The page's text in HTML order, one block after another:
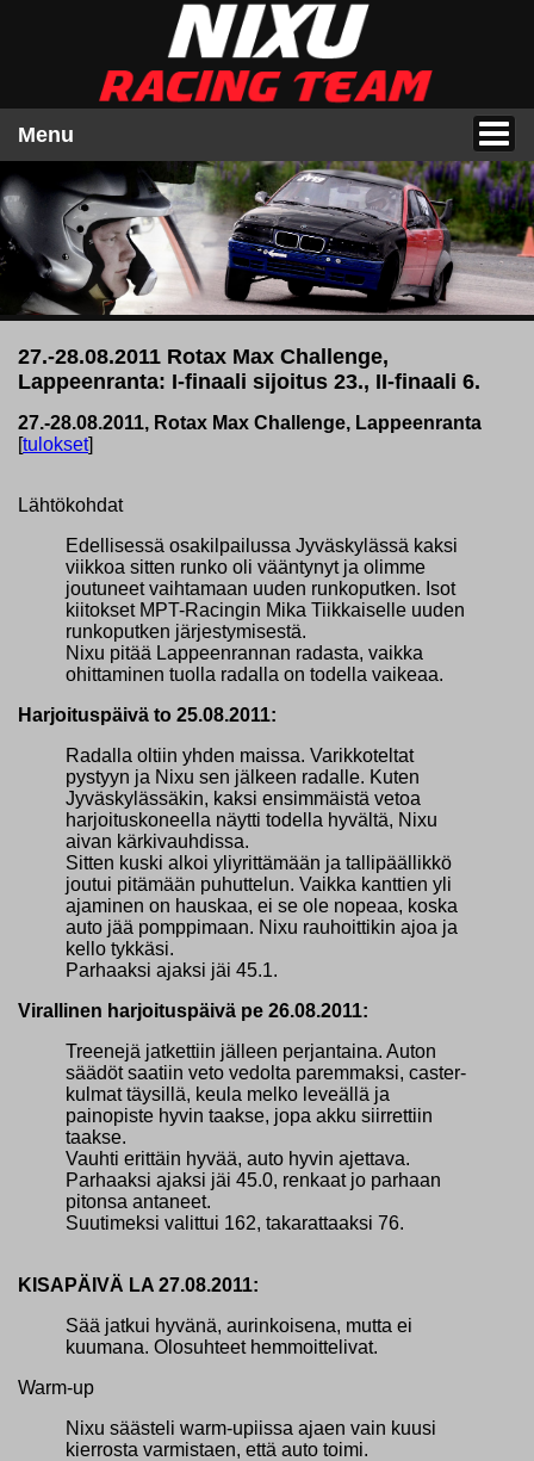
Menu
27.-28.08.2011 Rotax Max Challenge,
Lappeenranta: I-finaali sijoitus 23., II-finaali 6.
27.-28.08.2011, Rotax Max Challenge, Lappeenranta
[tulokset]
Lähtökohdat
Edellisessä osakilpailussa Jyväskylässä kaksi
viikkoa sitten runko oli vääntynyt ja olimme
joutuneet vaihtamaan uuden runkoputken. Isot
kiitokset MPT-Racingin Mika Tiikkaiselle uuden
runkoputken järjestymisestä.
Nixu pitää Lappeenrannan radasta, vaikka
ohittaminen tuolla radalla on todella vaikeaa.
Harjoituspäivä to 25.08.2011:
Radalla oltiin yhden maissa. Varikkoteltat
pystyyn ja Nixu sen jälkeen radalle. Kuten
Jyväskylässäkin, kaksi ensimmäistä vetoa
harjoituskoneella näytti todella hyvältä, Nixu
aivan kärkivauhdissa.
Sitten kuski alkoi yliyrittämään ja tallipäällikkö
joutui pitämään puhuttelun. Vaikka kanttien yli
ajaminen on hauskaa, ei se ole nopeaa, koska
auto jää pomppimaan. Nixu rauhoittikin ajoa ja
kello tykkäsi.
Parhaaksi ajaksi jäi 45.1.
Virallinen harjoituspäivä pe 26.08.2011:
Treenejä jatkettiin jälleen perjantaina. Auton
säädöt saatiin veto vedolta paremmaksi, caster-
kulmat täysillä, keula melko leveällä ja
painopiste hyvin taakse, jopa akku siirrettiin
taakse.
Vauhti erittäin hyvää, auto hyvin ajettava.
Parhaaksi ajaksi jäi 45.0, renkaat jo parhaan
pitonsa antaneet.
Suutimeksi valittui 162, takarattaaksi 76.
KISAPÄIVÄ LA 27.08.2011:
Sää jatkui hyvänä, aurinkoisena, mutta ei
kuumana. Olosuhteet hemmoittelivat.
Warm-up
Nixu säästeli warm-upiissa ajaen vain kuusi
kierrosta varmistaen, että auto toimi.